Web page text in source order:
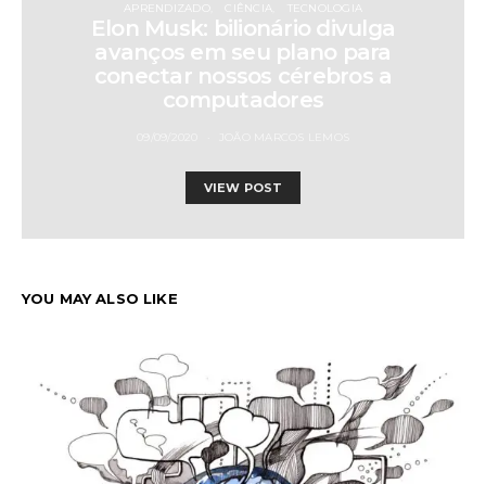
APRENDIZADO CIÊNCIA TECNOLOGIA
Elon Musk: bilionário divulga
avanços em seu plano para
conectar nossos cérebros a
computadores
VIEW POST
YOU MAY ALSO LIKE